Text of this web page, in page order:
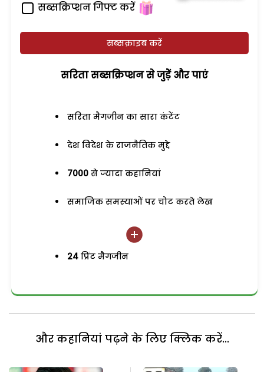
सब्सक्रिप्शन गिफ्ट करें
सब्सक्राइब करें
सरिता सब्सक्रिप्शन से जुड़ेें और पाएं
सरिता मैगजीन का सारा कंटेंट
देश विदेश के राजनैतिक मुद्दे
7000 से ज्यादा कहानियां
समाजिक समस्याओं पर चोट करते लेख
24 प्रिंट मैगजीन
और कहानियां पढ़ने के लिए क्लिक करें...